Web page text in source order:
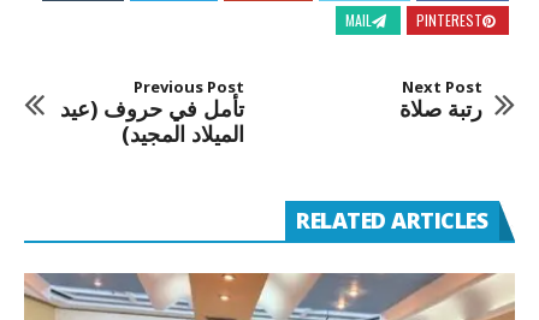
PINTEREST
MAIL
Previous Post
تأمل في حروف (عيد
الميلاد المجيد)
Next Post
رتبة صلاة
RELATED ARTICLES